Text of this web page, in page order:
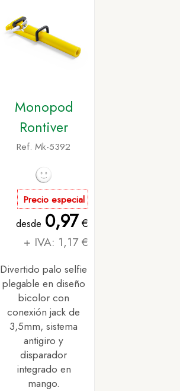
Monopod
Rontiver
Ref. Mk-5392
Precio especial
desde 0,97 €
+ IVA: 1,17 €
Divertido palo selfie
plegable en diseño
bicolor con
conexión jack de
3,5mm, sistema
antigiro y
disparador
integrado en
mango.